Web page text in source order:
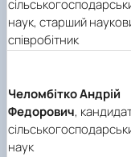
наук, старший
співробітник
Челомбітко Андрій
Федорович,
наук